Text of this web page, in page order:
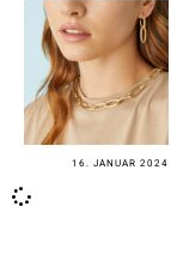
16. JANUAR 2024